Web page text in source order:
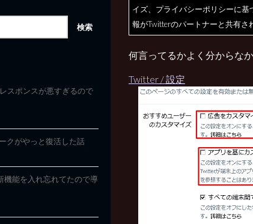
イズ、プライバシーポリシーに
報がTwitterのパートナーと共有さ
何言ってるかよく分からな
Twitter / 設定
スポンスが悪すぎるので
クがやっと復活した話
機能を入れ忘れてたので導